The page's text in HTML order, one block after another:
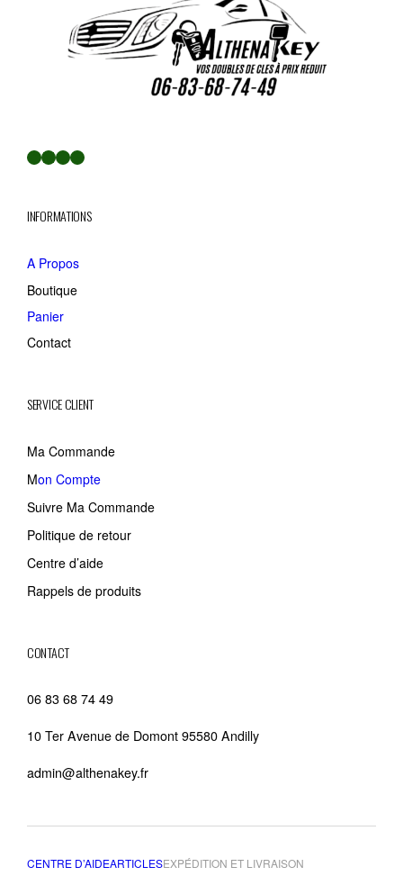
Facebook LinkedIn Twitter YouTube
INFORMATIONS
A Propos
Boutique
Panier
Contact
SERVICE CLIENT
Ma Commande
Mon Compte
Suivre Ma Commande
Politique de retour
Centre d’aide
Rappels de produits
CONTACT
06 83 68 74 49
10 Ter Avenue de Domont 95580 Andilly
admin@althenakey.fr
CENTRE D’AIDEARTICLESEXPÉDITION ET LIVRAISON